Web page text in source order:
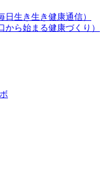
生き生き健康通信）
ら始まる健康づくり）